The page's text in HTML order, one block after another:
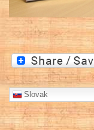
Slovak